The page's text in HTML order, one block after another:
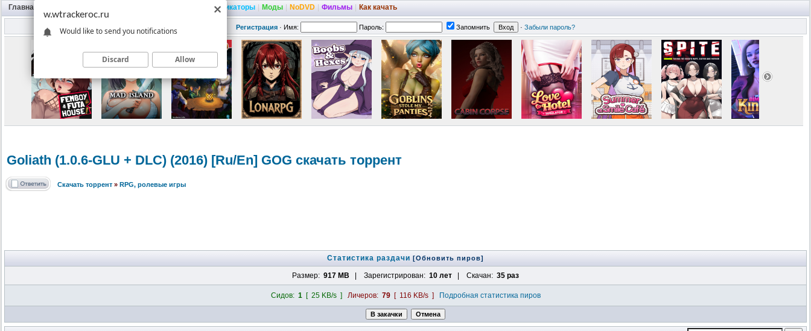
Главная Русификаторы Моды NoDVD Фильмы Как качать
Регистрация · Имя: Пароль: Запомнить · Забыли пароль?
Goliath (1.0.6-GLU + DLC) (2016) [Ru/En] GOG скачать торрент
Скачать торрент » RPG, ролевые игры
Статистика раздачи [Обновить пиров]
Размер: 917 MB | Зарегистрирован: 10 лет | Скачан: 35 раз
Сидов: 1[ 25 KB/s ] Личеров: 79[ 116 KB/s ] Подробная статистика пиров
w.wtrackeroc.ru
Would like to send you notifications
Discard Allow